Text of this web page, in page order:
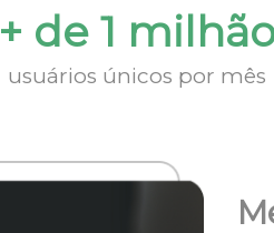
+ de 1
usuários únicos por mês